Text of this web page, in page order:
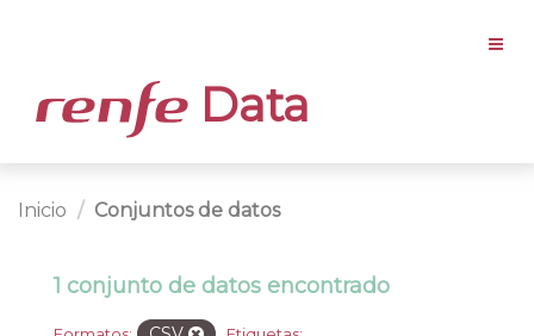
Data
Inicio Conjuntos de datos
1 conjunto de datos encontrado